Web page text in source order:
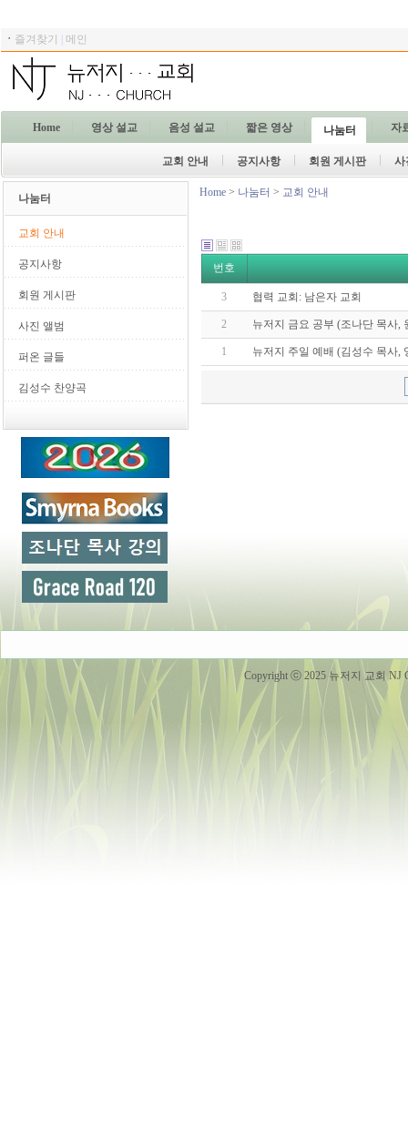
ㆍ 즐겨찾기 메인
Home 영상 설교 음성 설교 짧은 영상 나눔터 자
교회 안내 공지사항 회원 게시판 사
나눔터
교회 안내
공지사항
회원 게시판
사진 앨범
퍼온 글들
김성수 찬양곡
Home > 나눔터 > 교회 안내
번호
3 협력 교회: 남은자 교회
2 뉴저지 금요 공부 (조나단 목사,
1 뉴저지 주일 예배 (김성수 목사,
Copyright ⓒ 2025 뉴저지 교회 NJ